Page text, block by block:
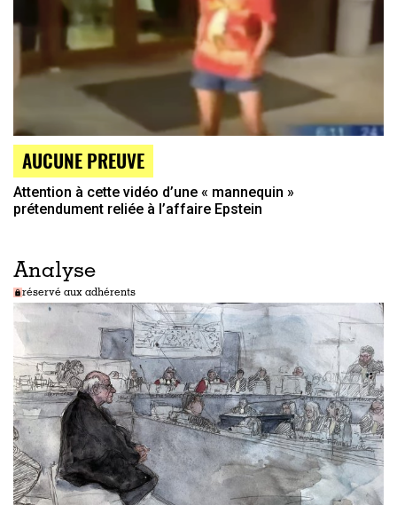
AUCUNE PREUVE
Attention à cette vidéo d’une « mannequin »
prétendument reliée à l’affaire Epstein
Analyse
réservé aux adhérents